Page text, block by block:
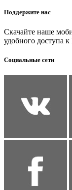
Поддержите нас
Скачайте наше
удобного доступа
Социальные сети